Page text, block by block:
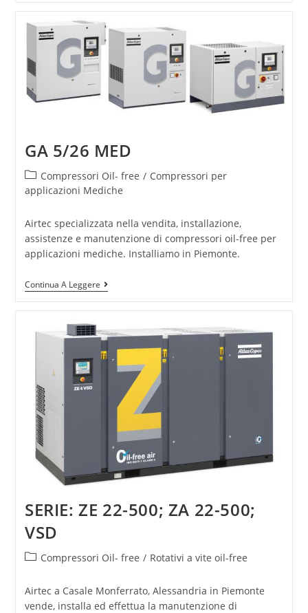
GA 5/26 MED
Compressori Oil- free / Compressori per
applicazioni Mediche
Airtec specializzata nella vendita, installazione,
assistenze e manutenzione di compressori oil-free per
applicazioni mediche. Installiamo in Piemonte.
Continua A Leggere
SERIE: ZE 22-500; ZA 22-500;
VSD
Compressori Oil- free / Rotativi a vite oil-free
Airtec a Casale Monferrato, Alessandria in Piemonte
vende, installa ed effettua la manutenzione di